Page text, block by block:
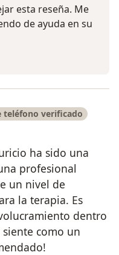
esta reseña. Me
de ayuda en su
teléfono verificado
ha sido una
profesional
un nivel de
la terapia. Es
dentro
como un